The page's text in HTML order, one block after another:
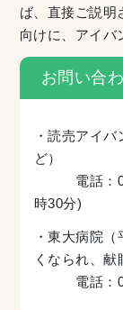
ば、直接ご説明
向けに、アイバ
お問い合
・読売アイ
ど）
電話：03-
時30分)
・東大病院
くなられ、献
電話：03-